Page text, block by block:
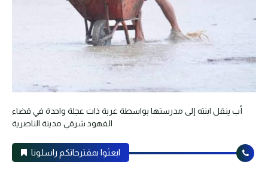
أب ينقل ابنته إلى مدرستها بواسطة عربة ذات عجلة واحدة في قضاء
الفهود شرقي مدينة الناصرية
ابعثوا بمقترحاتكم راسلونا